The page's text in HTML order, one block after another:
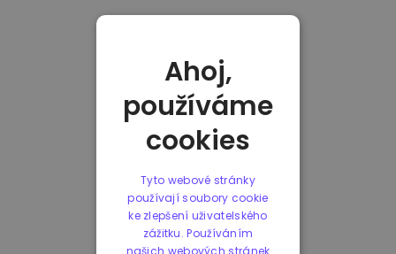
Ahoj,
používáme
cookies
Tyto webové stránky
používají soubory cookie
ke zlepšení uživatelského
zážitku. Používáním
našich webových stránek